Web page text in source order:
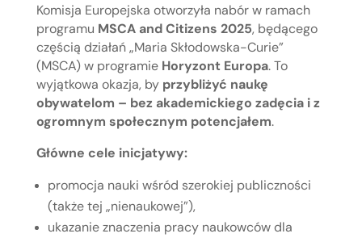
Komisja Europejska otworzyła nabór w ramach
programu MSCA and Citizens 2025, będącego
częścią działań „Maria Skłodowska-Curie”
(MSCA) w programie Horyzont Europa. To
wyjątkowa okazja, by przybliżyć naukę
obywatelom – bez akademickiego zadęcia i z
ogromnym społecznym potencjałem.
Główne cele inicjatywy:
promocja nauki wśród szerokiej publiczności
(także tej „nienaukowej”),
ukazanie znaczenia pracy naukowców dla